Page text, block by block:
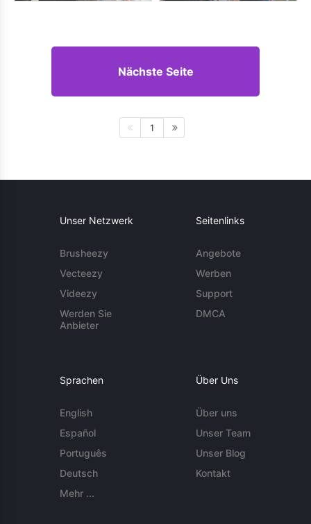
Nächste Seite
1
Unser Netzwerk
Brusheezy
Vecteezy
Videezy
Werden Sie
Anbieter
Seitenlinks
Angebote
Werben
Support
DMCA
Sprachen
English
Español
Português
Deutsch
Mehr ...
Über Uns
Über uns
Unser Team
Unser Blog
Kontakt